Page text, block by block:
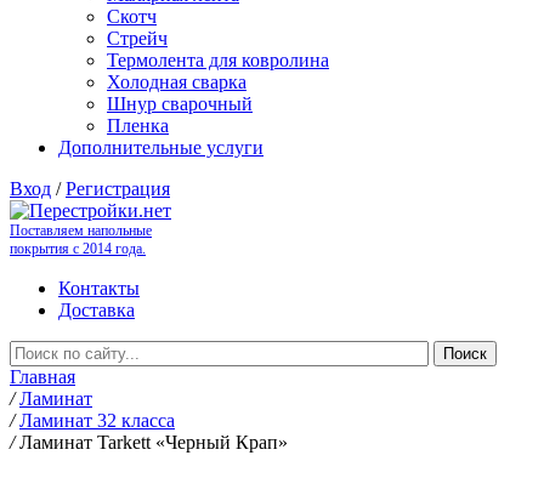
Скотч
Стрейч
Термолента для ковролина
Холодная сварка
Шнур сварочный
Пленка
Дополнительные услуги
Вход /Регистрация
Поставляем напольные
покрытия с 2014 года.
Контакты
Доставка
Главная
/ Ламинат
/ Ламинат 32 класса
/ Ламинат Tarkett «Черный Крап»